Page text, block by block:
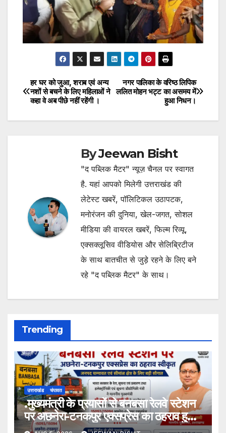
Post
navigation
नगर पालिका के वरिष्ठ लिपिक
ललित मोहन भट्ट का असमय में
हुआ निधन।
हर घर को जुआ, शराब एवं अन्य
नशों से बचने के लिए महिलाओं ने
कहा वे अब पीछे नहीं रहेंगी ।
ByJeewan Bisht
"द पब्लिक मैटर" न्यूज़ चैनल पर स्वागत
है. यहां आपको मिलेगी उत्तराखंड की
लेटेस्ट खबरें, पॉलिटिकल उठापटक,
मनोरंजन की दुनिया, खेल-जगत, सोशल
मीडिया की वायरल खबरें, फिल्म रिव्यू,
एक्सक्लूसिव वीडियोस और सेलिब्रिटीज
के साथ बातचीत से जुड़े रहने के लिए बने
रहे "द पब्लिक मैटर" के साथ।
Trending
उत्तराखंड चंपावत
.मुख्यमंत्री के प्रयासों से बनबसा रेलवे स्टेशन
पर अछनेरा-टनकपुर एक्सप्रेस का ठहराव हुआ
स्वीकृत